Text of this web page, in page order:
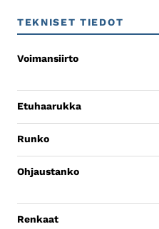
TEKNISET TIEDOT
Voimansiirto
Etuhaarukka
Runko
Ohjaustanko
Renkaat